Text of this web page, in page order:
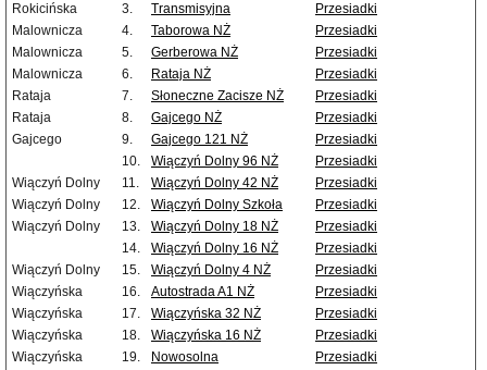
Rokicińska
3. Transmisyjna
Przesiadki
Malownicza
4. Taborowa NŻ
Przesiadki
Malownicza
5. Gerberowa NŻ
Przesiadki
Malownicza
6. Rataja NŻ
Przesiadki
Rataja
7. Słoneczne Zacisze NŻ
Przesiadki
Rataja
8. Gajcego NŻ
Przesiadki
Gajcego
9. Gajcego 121 NŻ
Przesiadki
10.
Wiączyń Dolny 96 NŻ
Przesiadki
Wiączyń Dolny
11. Wiączyń Dolny 42 NŻ
Przesiadki
Wiączyń Dolny
12. Wiączyń Dolny Szkoła
Przesiadki
Wiączyń Dolny
13. Wiączyń Dolny 18 NŻ
Przesiadki
14.
Wiączyń Dolny 16 NŻ
Przesiadki
Wiączyń Dolny
15. Wiączyń Dolny 4 NŻ
Przesiadki
Wiączyńska
16. Autostrada A1 NŻ
Przesiadki
Wiączyńska
17. Wiączyńska 32 NŻ
Przesiadki
Wiączyńska
18. Wiączyńska 16 NŻ
Przesiadki
Wiączyńska
19. Nowosolna
Przesiadki